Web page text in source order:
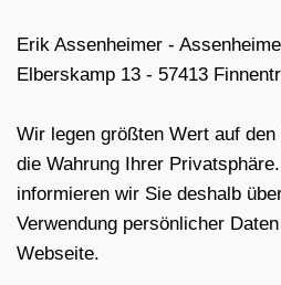
Erik Assenheimer -
Elberskamp 13 - 57413
Wir legen größten Wert auf
die Wahrung Ihrer
informieren wir Sie deshalb
Verwendung persönlicher
Webseite.